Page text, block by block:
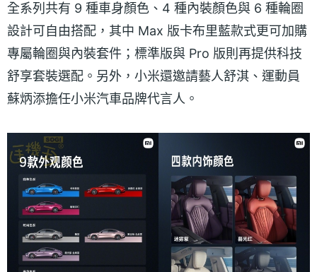
全系列共有 9 種車身顏色、4 種內裝顏色與 6 種輪圈
設計可自由搭配，其中 Max 版卡布里藍款式更可加購
專屬輪圈與內裝套件；標準版與 Pro 版則再提供科技
舒享套裝選配。另外，小米還邀請藝人舒淇、運動員
蘇炳添擔任小米汽車品牌代言人。